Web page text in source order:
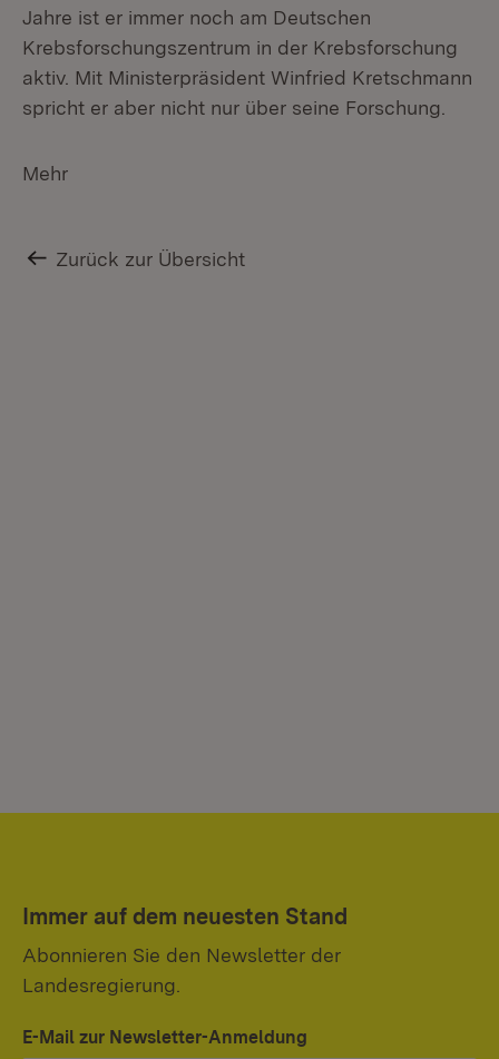
Jahre ist er immer noch am Deutschen
Krebsforschungszentrum in der Krebsforschung
aktiv. Mit Ministerpräsident Winfried Kretschmann
spricht er aber nicht nur über seine Forschung.
Mehr
Zurück zur Übersicht
Immer auf dem neuesten Stand
Abonnieren Sie den Newsletter der
Landesregierung.
E-Mail zur Newsletter-Anmeldung